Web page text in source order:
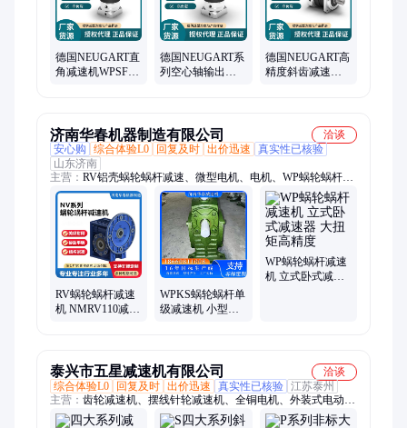
德国NEUGART直
角减速机WPSFN
德国NEUGART系
列空心轴输出减
德国NEUGART高
精度斜齿减速机
济南华春机器制造有限公司
洽谈
安心购
综合体验L0 回复及时 出价迅速
真实性已核验
山东济南
主营： RV铝壳蜗轮蜗杆减速、微型电机、电机、WP蜗轮蜗杆减
速机、齿轮减速机、WP系列减速机、摆线针轮减速机、RV双机
减速机、WP减速机、RV减速机、立式摆线针轮减速机、卧式摆
线针轮减速机、卧式齿轮减速机、立式齿轮减速机、Wp双机减
速机、XW摆线针轮减速机、蜗轮蜗杆双级减速机、减速机、涡
轮蜗杆减速机、升降机、T型换向器、SWL丝杆升降机、铝壳电
机、铝壳电动机、三相异步电动机
RV蜗轮蜗杆减速
机 NMRV110减速
WPKS蜗轮蜗杆单
级减速机 小型减
WP蜗轮蜗杆减速
机 立式卧式减速
泰兴市五星减速机有限公司
洽谈
综合体验L0
回复及时 出价迅速 真实性已核验 江苏泰州
主营： 齿轮减速机、摆线针轮减速机、全铜电机、外装式电动滚
筒、工业减速齿轮箱